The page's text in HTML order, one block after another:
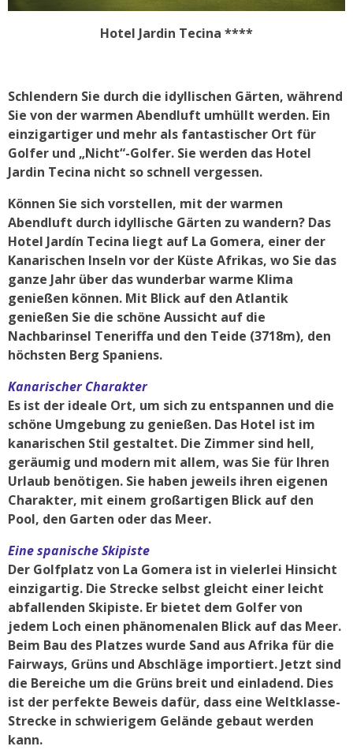
Hotel Jardin Tecina ****
Schlendern Sie durch die idyllischen Gärten, während
Sie von der warmen Abendluft umhüllt werden. Ein
einzigartiger und mehr als fantastischer Ort für
Golfer und „Nicht“-Golfer. Sie werden das Hotel
Jardin Tecina nicht so schnell vergessen.
Können Sie sich vorstellen, mit der warmen
Abendluft durch idyllische Gärten zu wandern? Das
Hotel Jardín Tecina liegt auf La Gomera, einer der
Kanarischen Inseln vor der Küste Afrikas, wo Sie das
ganze Jahr über das wunderbar warme Klima
genießen können. Mit Blick auf den Atlantik
genießen Sie die schöne Aussicht auf die
Nachbarinsel Teneriffa und den Teide (3718m), den
höchsten Berg Spaniens.
Kanarischer Charakter
Es ist der ideale Ort, um sich zu entspannen und die
schöne Umgebung zu genießen. Das Hotel ist im
kanarischen Stil gestaltet. Die Zimmer sind hell,
geräumig und modern mit allem, was Sie für Ihren
Urlaub benötigen. Sie haben jeweils ihren eigenen
Charakter, mit einem großartigen Blick auf den
Pool, den Garten oder das Meer.
Eine spanische Skipiste
Der Golfplatz von La Gomera ist in vielerlei Hinsicht
einzigartig. Die Strecke selbst gleicht einer leicht
abfallenden Skipiste. Er bietet dem Golfer von
jedem Loch einen phänomenalen Blick auf das Meer.
Beim Bau des Platzes wurde Sand aus Afrika für die
Fairways, Grüns und Abschläge importiert. Jetzt sind
die Bereiche um die Grüns breit und einladend. Dies
ist der perfekte Beweis dafür, dass eine Weltklasse-
Strecke in schwierigem Gelände gebaut werden
kann.